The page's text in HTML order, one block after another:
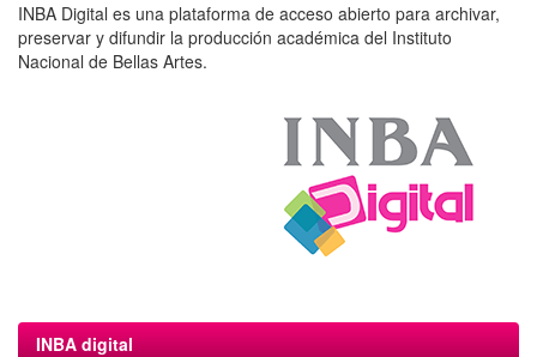
INBA Digital es una plataforma de acceso abierto para archivar,
preservar y difundir la producción académica del Instituto
Nacional de Bellas Artes.
INBA digital